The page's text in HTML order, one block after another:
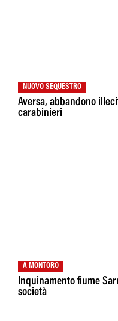
NUOVO SEQUESTRO
Aversa, abbandono
carabinieri
A MONTORO
Inquinamento fiume
società